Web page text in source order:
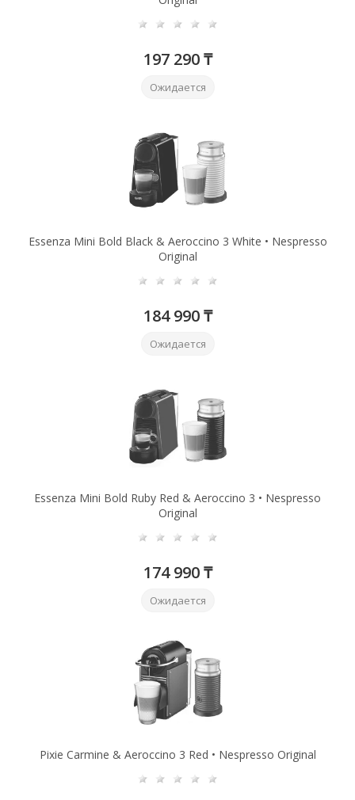
197 290 ₸
Ожидается
Essenza Mini Bold Black & Aeroccino 3 White • Nespresso
Original
184 990 ₸
Ожидается
Essenza Mini Bold Ruby Red & Aeroccino 3 • Nespresso
Original
174 990 ₸
Ожидается
Pixie Сarmine & Aeroccino 3 Red • Nespresso Original